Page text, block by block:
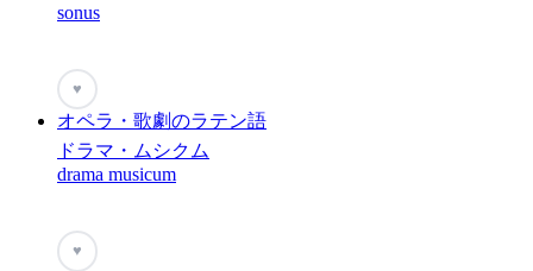
sonus
♥
オペラ・歌劇のラテン語
ドラマ・ムシクム
drama musicum
♥